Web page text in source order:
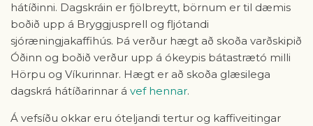
hátíðinni. Dagskráin er fjölbreytt, börnum er til dæmis
boðið upp á Bryggjusprell og fljótandi
sjóræningjakaffihús. Þá verður hægt að skoða varðskipið
Óðinn og boðið verður upp á ókeypis bátastrætó milli
Hörpu og Víkurinnar. Hægt er að skoða glæsilega
dagskrá hátíðarinnar á vef hennar.
Á vefsíðu okkar eru óteljandi tertur og kaffiveitingar